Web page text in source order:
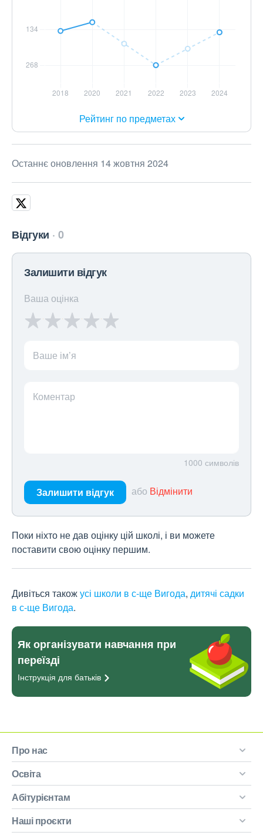
Рейтинг по предметах
Останнє оновлення 14 жовтня 2024
Відгуки 0
Залишити відгук
Ваша оцінка
Ваше ім’я
Коментар
1000 символів
Залишити відгук або Відмінити
Поки ніхто не дав оцінку цій школі, і ви можете
поставити свою оцінку першим.
Дивіться такожусі школи в с-ще Вигода, дитячі садки
в с-ще Вигода.
Як організувати навчання при
переїзді
Інструкція для батьків
Про нас
Освіта
Абітурієнтам
Наші проєкти